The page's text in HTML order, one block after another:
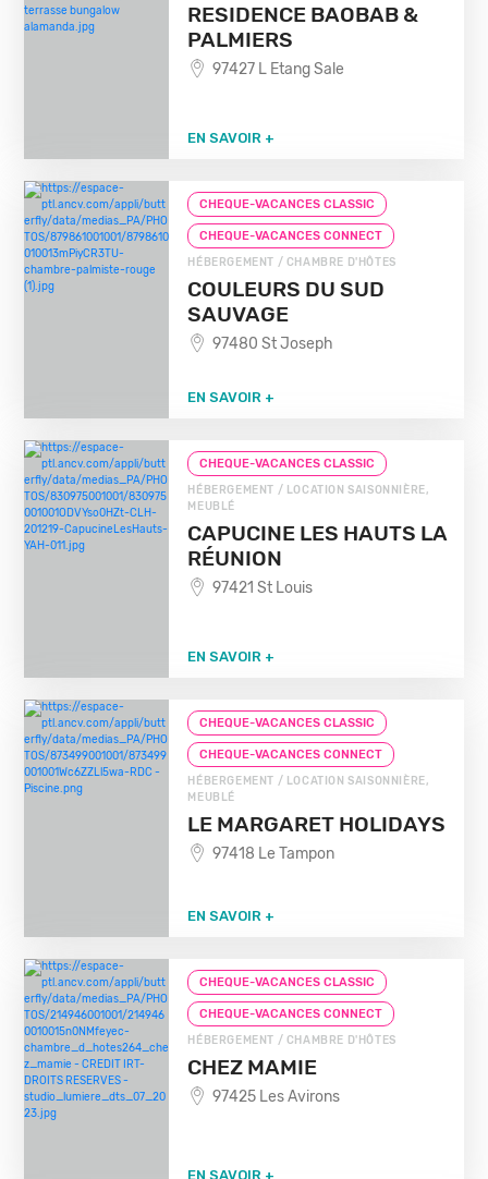
RESIDENCE BAOBAB &
PALMIERS
97427 L Etang Sale
EN SAVOIR +
CHEQUE-VACANCES CLASSIC
CHEQUE-VACANCES CONNECT
HÉBERGEMENT / CHAMBRE D'HÔTES
COULEURS DU SUD
SAUVAGE
97480 St Joseph
EN SAVOIR +
CHEQUE-VACANCES CLASSIC
HÉBERGEMENT / LOCATION SAISONNIÈRE,
MEUBLÉ
CAPUCINE LES HAUTS LA
RÉUNION
97421 St Louis
EN SAVOIR +
CHEQUE-VACANCES CLASSIC
CHEQUE-VACANCES CONNECT
HÉBERGEMENT / LOCATION SAISONNIÈRE,
MEUBLÉ
LE MARGARET HOLIDAYS
97418 Le Tampon
EN SAVOIR +
CHEQUE-VACANCES CLASSIC
CHEQUE-VACANCES CONNECT
HÉBERGEMENT / CHAMBRE D'HÔTES
CHEZ MAMIE
97425 Les Avirons
EN SAVOIR +